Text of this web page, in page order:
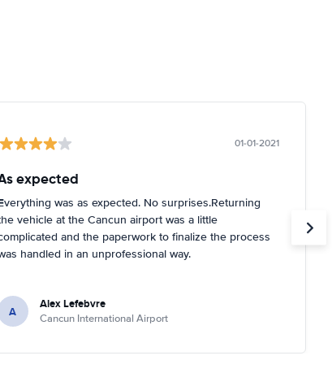
01-01-2021
expected
was as expected. No surprises.Returning
vehicle at the Cancun airport was a little
and the paperwork to finalize the process
handled in an unprofessional way.
A Alex Lefebvre
Cancun International Airport